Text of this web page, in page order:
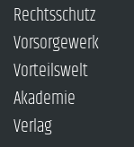
Rechtsschutz
Vorsorgewerk
Vorteilswelt
Akademie
Verlag